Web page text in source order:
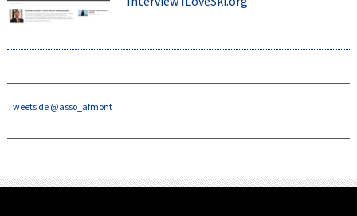
Tweets de @asso_afmont